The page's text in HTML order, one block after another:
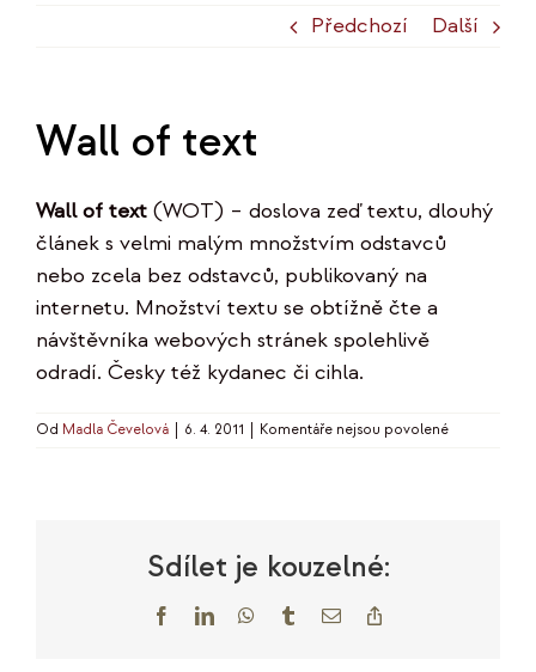
Předchozí Další
Wall of text
Wall of text (WOT) – doslova zeď textu, dlouhý
článek s velmi malým množstvím odstavců
nebo zcela bez odstavců, publikovaný na
internetu. Množství textu se obtížně čte a
návštěvníka webových stránek spolehlivě
odradí. Česky též kydanec či cihla.
Od Madla Čevelová 6. 4. 2011 Komentáře nejsou povolenéu
Sdílet je kouzelné:
FacebookLinkedInWhatsApp
TumblrE-